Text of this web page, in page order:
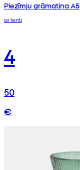
Piezīmju grāmatiņa A5
ar lenti
4
50
€